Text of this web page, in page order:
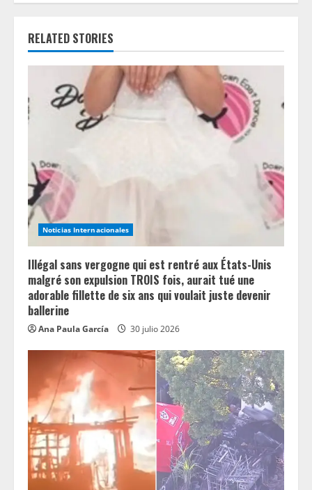
u
e
R
e
a
d
i
n
g
RELATED STORIES
Noticias Internacionales
Illégal sans vergogne qui est rentré aux États-Unis
malgré son expulsion TROIS fois, aurait tué une
adorable fillette de six ans qui voulait juste devenir
ballerine
Ana Paula García 30 julio 2026